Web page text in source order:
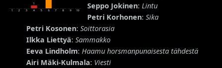
1 2 3
1
4
5 6 7 8 9 10
Seppo Jokinen: Lintu
Petri Korhonen: Sika
Petri Kosonen:Soittorasia
Ilkka Liettyä:Sammakko
Eeva Lindholm: Haamu horsmanpunaisesta tähdestä
Airi Mäki-Kulmala: Viesti